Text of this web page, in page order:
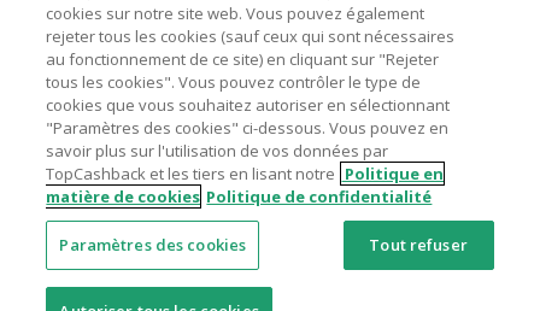
utilisé pour visiter le site marchand avant de finaliser votre
achat.
Tout compte impliqué dans des commandes ou activités
frauduleuses pour manipuler le système de cashback sera
clôturé et leur cashback confisqué.
Mentions légales
Nos sites UK US CN JP DE AU
© 2005 - 2026 TopCashback Group Limited
cookies sur notre site web. Vous pouvez également
rejeter tous les cookies (sauf ceux qui sont nécessaires
au fonctionnement de ce site) en cliquant sur "Rejeter
tous les cookies". Vous pouvez contrôler le type de
cookies que vous souhaitez autoriser en sélectionnant
"Paramètres des cookies" ci-dessous. Vous pouvez en
savoir plus sur l'utilisation de vos données par
TopCashback et les tiers en lisant notre Politique en
matière de cookies Politique de confidentialité
Paramètres des cookies Tout refuser